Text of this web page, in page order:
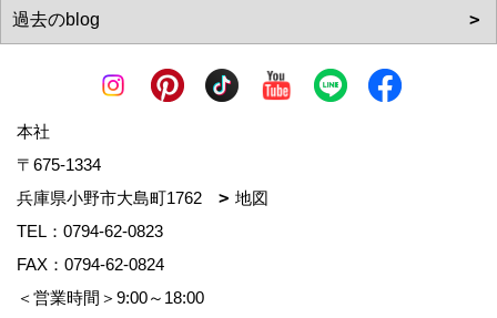
本社
〒675-1334
兵庫県小野市大島町1762
地図
TEL： 0794-62-0823
FAX：0794-62-0824
＜営業時間＞9:00～18:00